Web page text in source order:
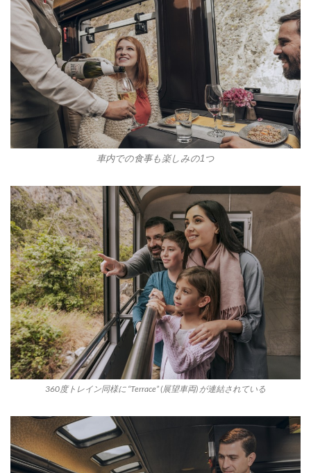
車内での食事も楽しみの1つ
360度トレイン同様に “Terrace” (展望車両) が連結されている